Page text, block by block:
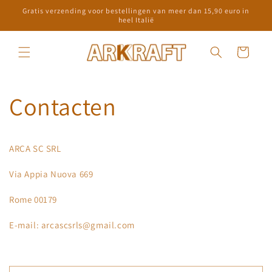
naar de
Gratis verzending voor bestellingen van meer dan 15,90 euro in
heel Italië
Winkelwagen
Contacten
ARCA SC SRL
Via Appia Nuova 669
Rome 00179
E-mail: arcascsrls@gmail.com